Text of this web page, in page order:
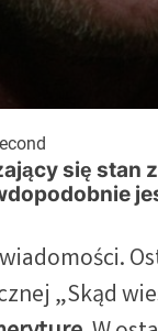
stanie.
się stan
„Skąd